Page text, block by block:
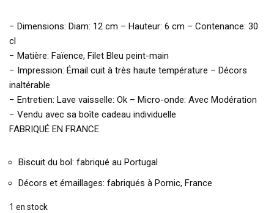
− Dimensions: Diam: 12 cm – Hauteur: 6 cm – Contenance: 30
cl
− Matière: Faïence, Filet Bleu peint-main
− Impression: Émail cuit à très haute température – Décors
inaltérable
− Entretien: Lave vaisselle: Ok – Micro-onde: Avec Modération
− Vendu avec sa boîte cadeau individuelle
FABRIQUÉ EN FRANCE
Biscuit du bol: fabriqué au Portugal
Décors et émaillages: fabriqués à Pornic, France
1 en stock